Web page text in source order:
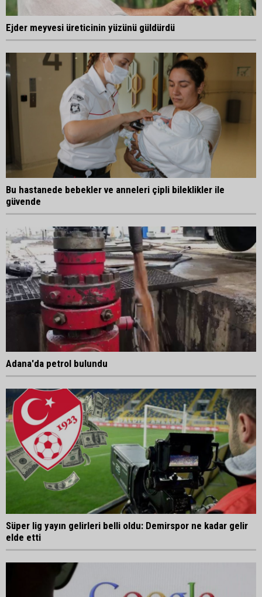
Ejder meyvesi üreticinin yüzünü güldürdü
Bu hastanede bebekler ve anneleri çipli bileklikler ile
güvende
Adana'da petrol bulundu
Süper lig yayın gelirleri belli oldu: Demirspor ne kadar gelir
elde etti